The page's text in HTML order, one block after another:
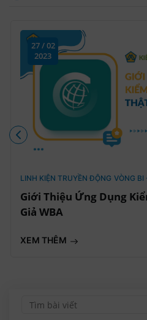
27 / 02
2023
LINH KIỆN TRUYỀN ĐỘNG VÒNG
Giới Thiệu Ứng Dụng
Giả WBA
XEM THÊM